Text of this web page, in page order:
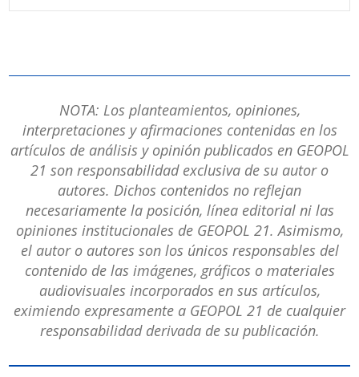
NOTA: Los planteamientos, opiniones,
interpretaciones y afirmaciones contenidas en los
artículos de análisis y opinión publicados en GEOPOL
21 son responsabilidad exclusiva de su autor o
autores. Dichos contenidos no reflejan
necesariamente la posición, línea editorial ni las
opiniones institucionales de GEOPOL 21. Asimismo,
el autor o autores son los únicos responsables del
contenido de las imágenes, gráficos o materiales
audiovisuales incorporados en sus artículos,
eximiendo expresamente a GEOPOL 21 de cualquier
responsabilidad derivada de su publicación.